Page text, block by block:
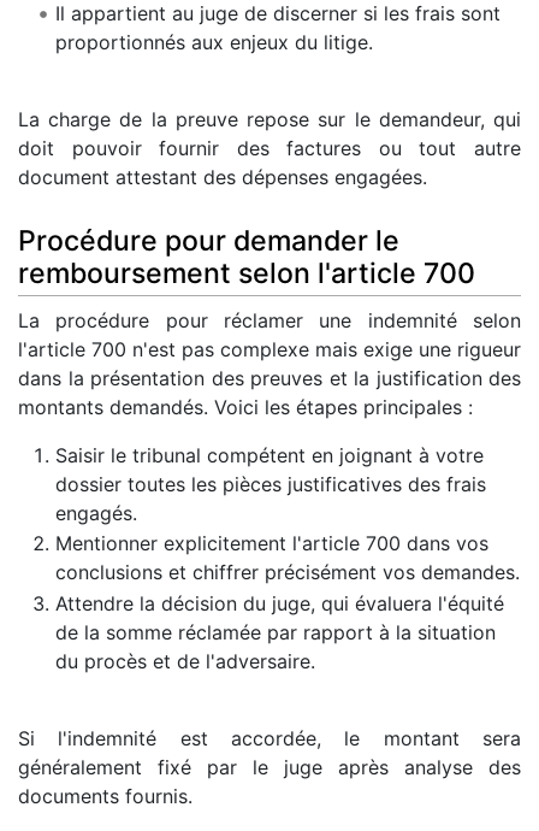
Il appartient au juge de discerner si les frais sont
proportionnés aux enjeux du litige.
La charge de la preuve repose sur le demandeur, qui
doit pouvoir fournir des factures ou tout autre
document attestant des dépenses engagées.
Procédure pour demander le
remboursement selon l'article 700
La procédure pour réclamer une indemnité selon
l'article 700 n'est pas complexe mais exige une rigueur
dans la présentation des preuves et la justification des
montants demandés. Voici les étapes principales :
Saisir le tribunal compétent en joignant à votre
dossier toutes les pièces justificatives des frais
engagés.
Mentionner explicitement l'article 700 dans vos
conclusions et chiffrer précisément vos demandes.
Attendre la décision du juge, qui évaluera l'équité
de la somme réclamée par rapport à la situation
du procès et de l'adversaire.
Si l'indemnité est accordée, le montant sera
généralement fixé par le juge après analyse des
documents fournis.